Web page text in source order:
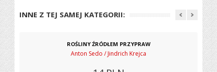
INNE Z TEJ SAMEJ KATEGORII:
ROŚLINY ŹRÓDŁEM PRZYPRAW
Anton Sedo / Jindrich Krejca